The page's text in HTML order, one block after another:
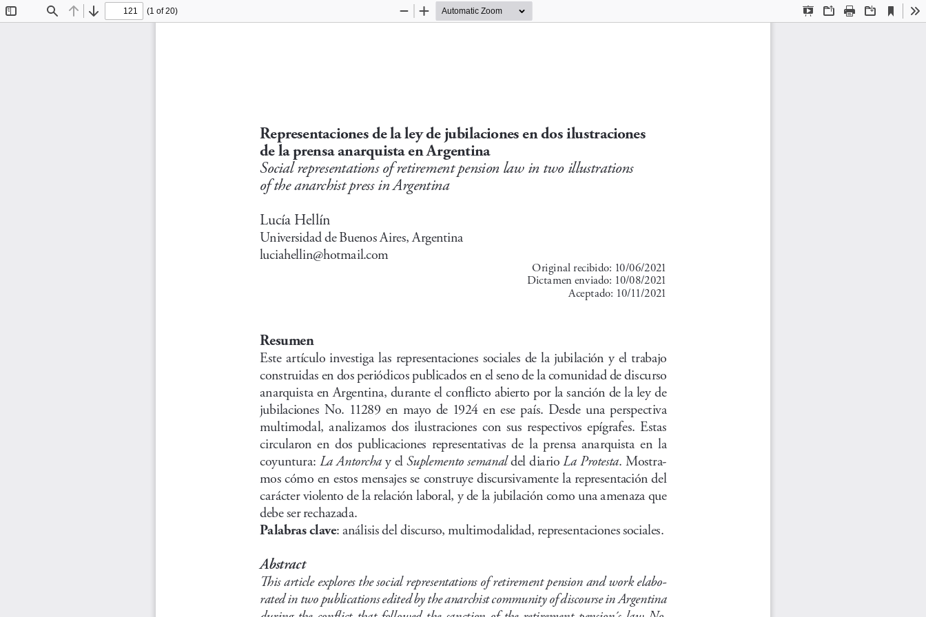
Find Previous
Next
(1 of 20)
Presentation
OpenPrint Download
Current
View
Zoom
Zoom
Resumen
Este  artículo  investiga  las  representaciones  sociales  de  la  jubilación  y  el  trabajo
construidas en dos periódicos publicados en el seno de la comunidad de discurso
anarquista en Argentina, durante el conflicto abierto por la sanción de la ley de
jubilaciones  No.  11289  en  mayo  de  1924  en  ese  país.  Desde  una  perspectiva
multimodal,  analizamos  dos  ilustraciones  con  sus  respectivos  epígrafes.  Estas
circularon  en  dos  publicaciones  representativas  de  la  prensa  anarquista  en  la
coyuntura: La Antorcha y el Suplemento semanal del diario La Protesta . Mostra-
mos cómo en estos mensajes se construye discursivamente la representación del
carácter violento de la relación laboral, y de la jubilación como una amenaza que
debe ser rechazada.
Palabras clave: análisis del discurso, multimodalidad, representaciones sociales.
Abstract
This article explores the social representations of retirement pension and work elabo-
rated in two publications edited by the anarchist community of discourse in Argentina
Representaciones de la ley de jubilaciones en dos ilustraciones
de la prensa anarquista en Argentina
Social representations of retirement pension law in two illustrations
of the anarchist press in Argentina
Lucía Hellín
Universidad de Buenos Aires, Argentina
luciahellin@hotmail.com
Original recibido: 10/06/2021
Dictamen enviado: 10/08/2021
Aceptado: 10/11/2021